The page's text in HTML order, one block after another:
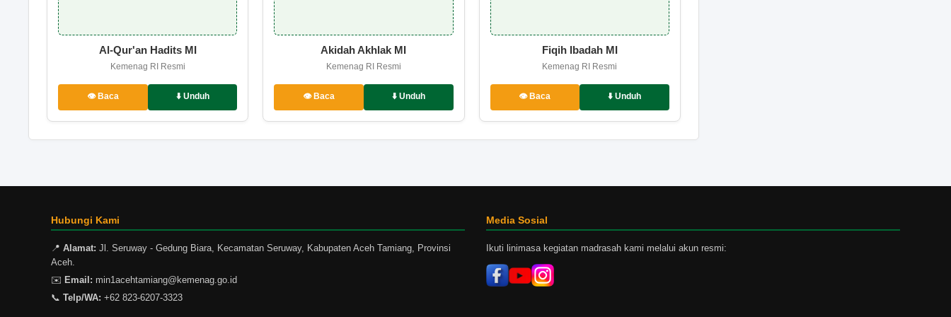
Al-Qur'an Hadits MI
Kemenag RI Resmi
👁️ Baca ⬇️ Unduh
Akidah Akhlak MI
Kemenag RI Resmi
👁️ Baca ⬇️ Unduh
Fiqih Ibadah MI
Kemenag RI Resmi
👁️ Baca ⬇️ Unduh
Hubungi Kami
📍 Alamat: Jl. Seruway - Gedung Biara, Kecamatan Seruway, Kabupaten Aceh Tamiang, Provinsi
Aceh.
✉️ Email: min1acehtamiang@kemenag.go.id
📞 Telp/WA: +62 823-6207-3323
Media Sosial
Ikuti linimasa kegiatan madrasah kami melalui akun resmi: